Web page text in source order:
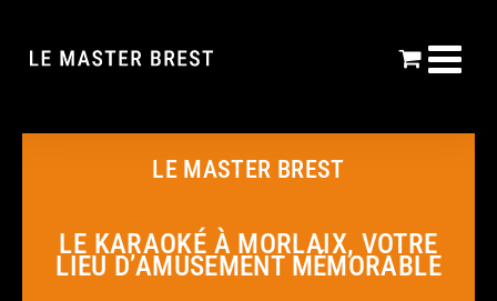
LE MASTER BREST
LE KARAOKÉ À MORLAIX, VOTRE
LIEU D’AMUSEMENT MÉMORABLE